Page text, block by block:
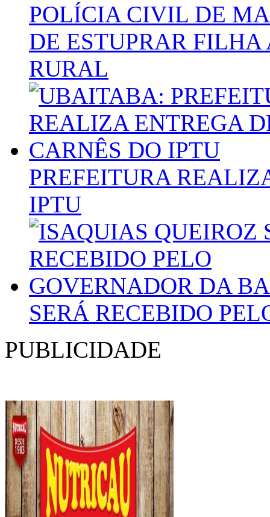
POLÍCIA CIVIL DE
DE ESTUPRAR
RURAL
PREFEITURA
IPTU
SERÁ RECEBIDO
PUBLICIDADE